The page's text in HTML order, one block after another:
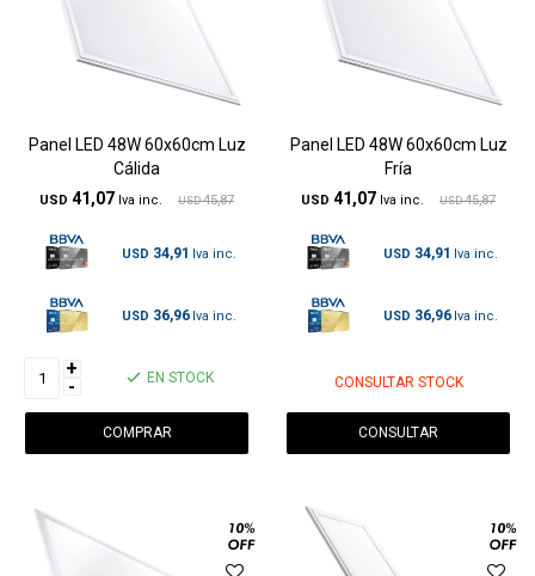
Panel LED 48W 60x60cm Luz
Cálida
USD 41,07 USD 45,87
USD 34,91
USD 36,96
+
- EN STOCK
Panel LED 48W 60x60cm Luz
Fría
USD 41,07 USD 45,87
USD 34,91
USD 36,96
CONSULTAR STOCK
CONSULTAR